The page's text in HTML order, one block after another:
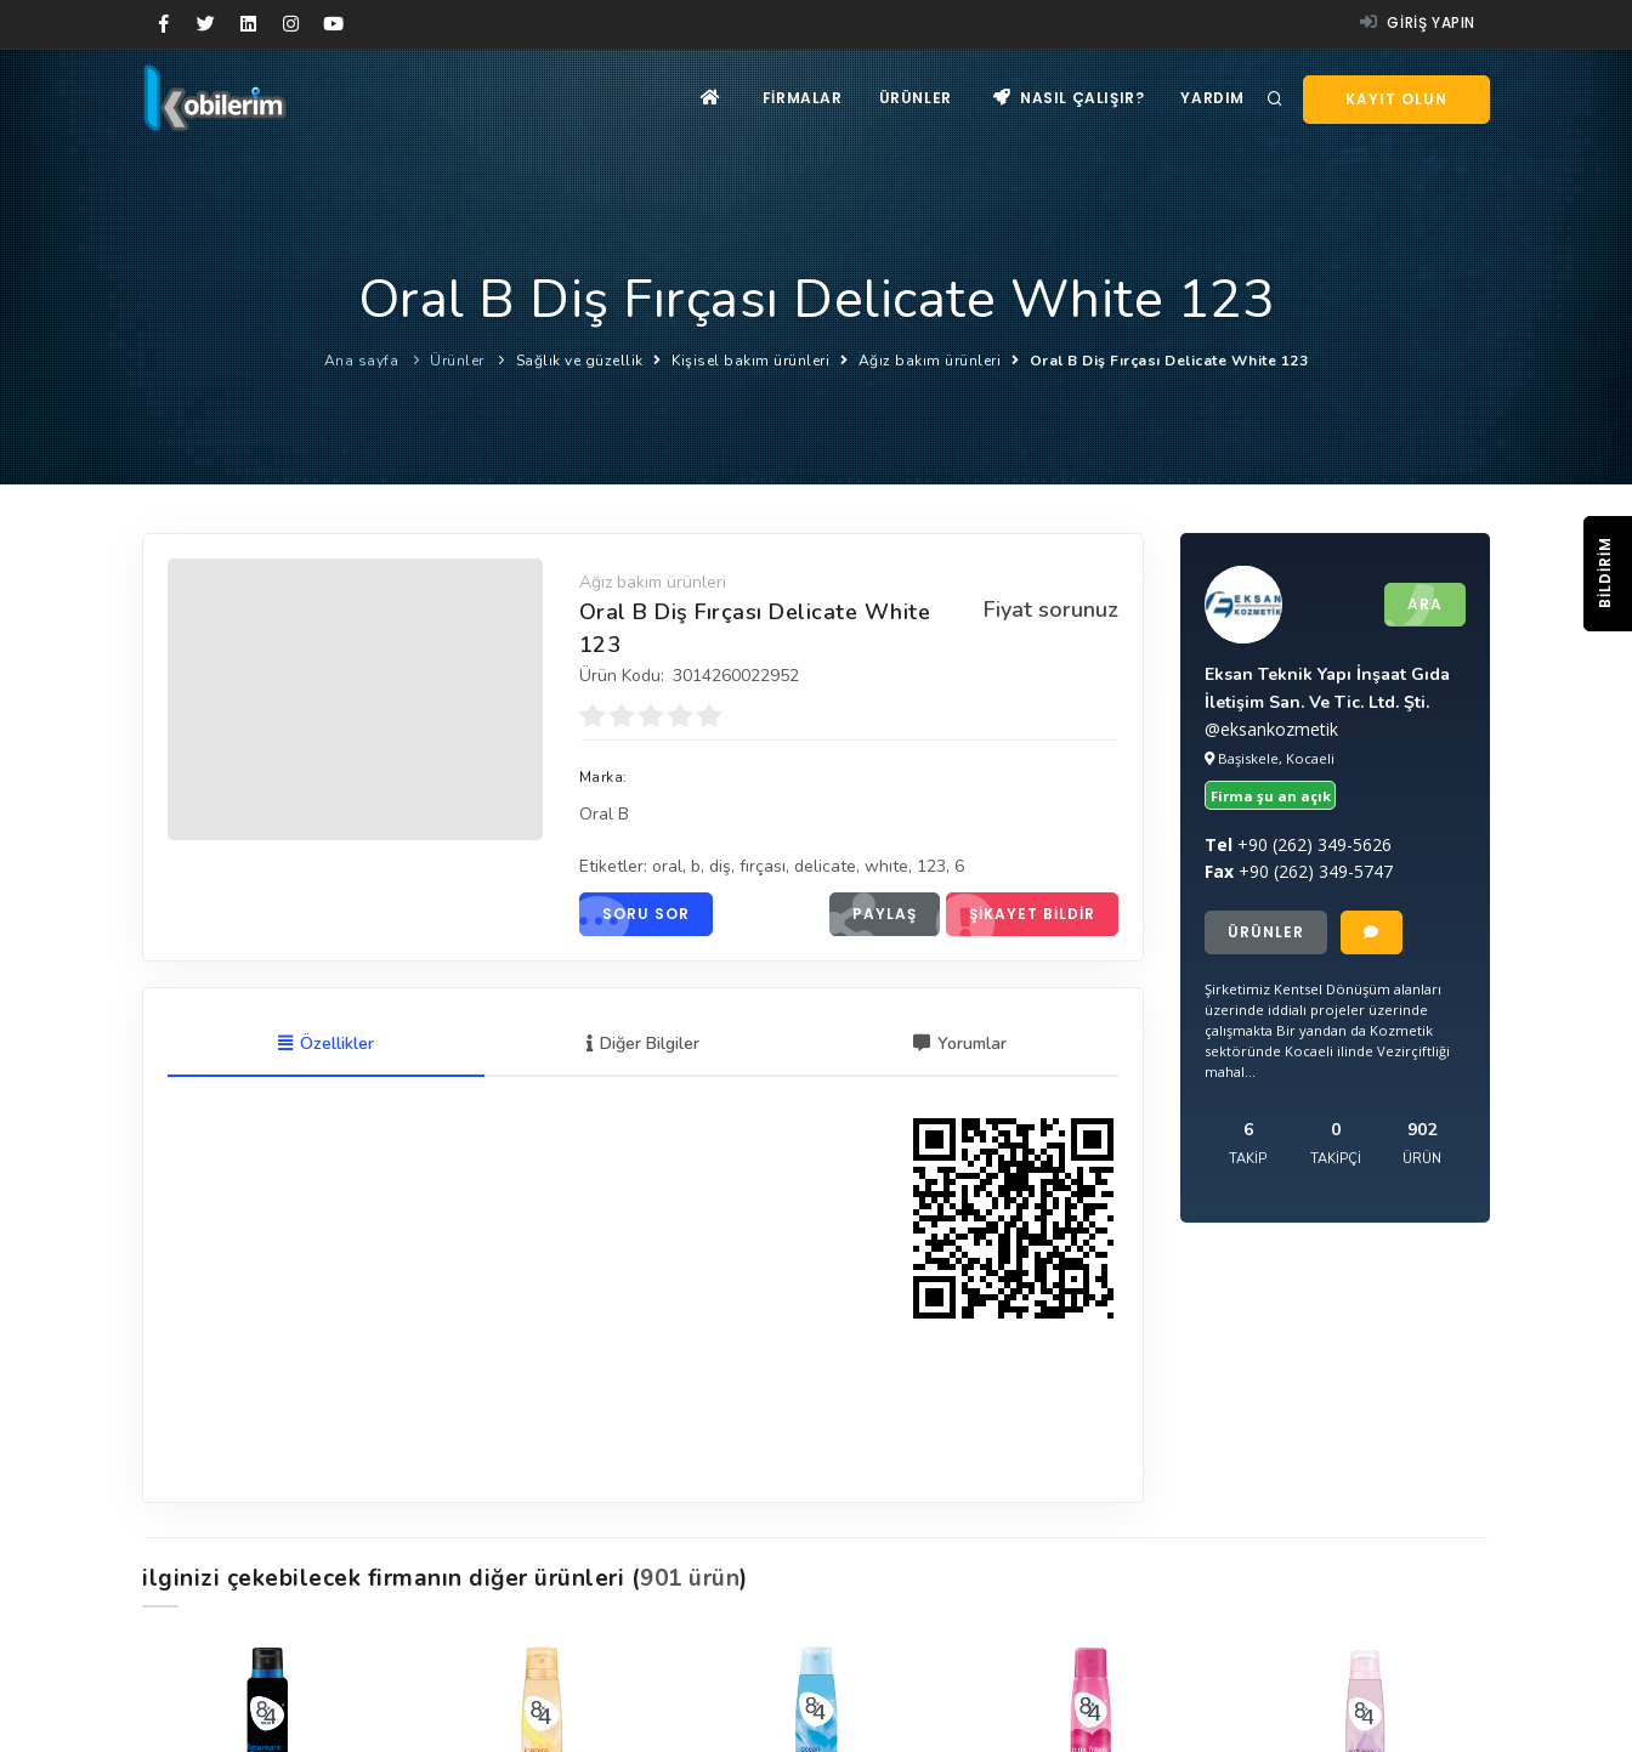
GIRIŞ YAPIN
KAYIT OLUN
FIRMALAR ÜRÜNLER NASIL ÇALIŞIR? YARDIM
Oral B Diş Fırçası Delicate White 123
Ana sayfa Ürünler Sağlık ve güzellik Kişisel bakım ürünleri Ağız bakım ürünleri Oral B Diş Fırçası Delicate White 123
Ağız bakım ürünleri
Fiyat sorunuz
Oral B Diş Fırçası Delicate White
123
Ürün Kodu: 3014260022952
Marka:
Oral B
Etiketler: oral, b, diş, fırçası, delicate, whıte, 123, 6
SORU SOR PAYLAŞ ŞIKAYET BILDIR
Özellikler Diğer Bilgiler Yorumlar
ARA
Eksan Teknik Yapı İnşaat Gıda
İletişim San. Ve Tic. Ltd. Şti.
@eksankozmetik
Başiskele, Kocaeli
Firma şu an açık
Tel +90 (262) 349-5626
Fax +90 (262) 349-5747
ÜRÜNLER
Şirketimiz Kentsel Dönüşüm alanları
üzerinde iddialı projeler üzerinde
çalışmakta Bir yandan da Kozmetik
sektöründe Kocaeli ilinde Vezirçiftliği
mahal...
6
TAKIP
0
TAKIPÇI
902
ÜRÜN
ilginizi çekebilecek firmanın diğer ürünleri (901 ürün)
BILDIRIM